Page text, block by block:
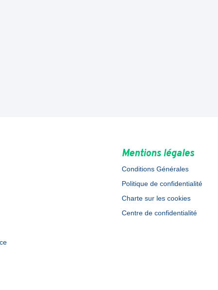
Mentions légales
Conditions Générales
Politique de confidentialité
Charte sur les cookies
Centre de confidentialité